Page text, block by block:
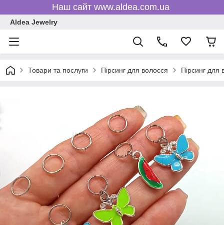
Наш сайт www.aldea.com.ua
Aldea Jewelry
Товари та послуги Пірсинг для волосся Пірсинг для